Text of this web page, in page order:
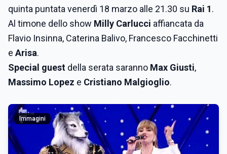
quinta puntata venerdì 18 marzo alle 21.30 su Rai 1.
Al timone dello show Milly Carlucci affiancata da
Flavio Insinna, Caterina Balivo, Francesco Facchinetti
e Arisa.
Special guest della serata saranno Max Giusti,
Massimo Lopez e Cristiano Malgioglio.
Immagini